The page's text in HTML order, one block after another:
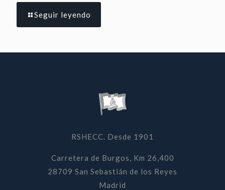
Seguir leyendo
RSHECC. Desde 1901
Carretera de Burgos, Km 26,400
28709 San Sebastián de los Reyes
Madrid